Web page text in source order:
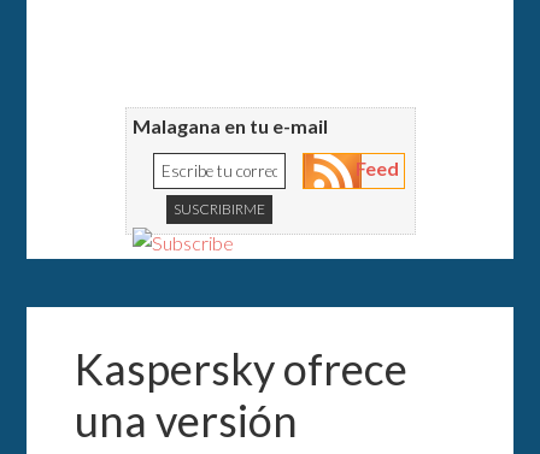
Malagana en tu e-mail
Feed
Kaspersky ofrece
una versión